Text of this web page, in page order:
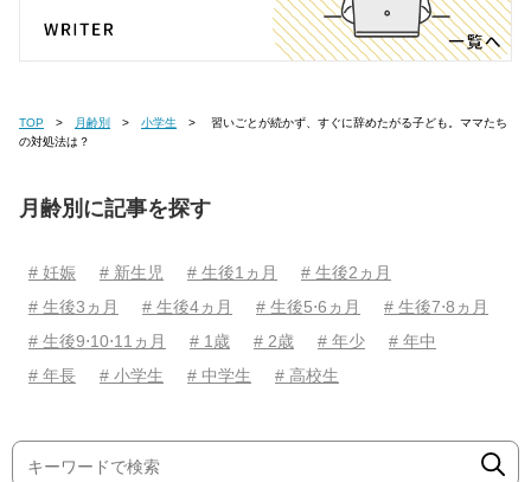
TOP 月齢別 小学生
の対処法は？
月齢別に記事を探す
# 妊娠 # 新生児 # 生後1ヵ月
# 生後2ヵ月
# 生後3ヵ月
# 生後4ヵ月 # 生後5⋅6ヵ月
# 生後7⋅8ヵ月
# 生後9⋅10⋅11ヵ月
# 1歳 # 2歳 # 年少
# 年中
# 年長
# 小学生 # 中学生 # 高校生